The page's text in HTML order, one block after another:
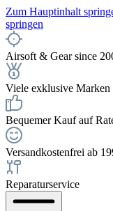
Zum Hauptinhalt
springen
Airsoft & Gear since
Viele exklusive Marken
Bequemer Kauf auf
Versandkostenfrei ab
Reparaturservice